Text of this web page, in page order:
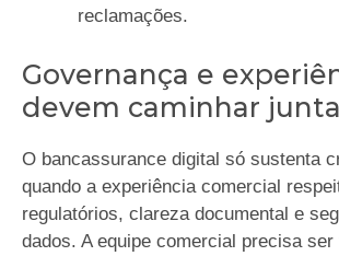
reclamações.
Governança e
devem caminhar
O bancassurance digital só sustenta
quando a experiência comercial
regulatórios, clareza documental e
dados. A equipe comercial precisa ser